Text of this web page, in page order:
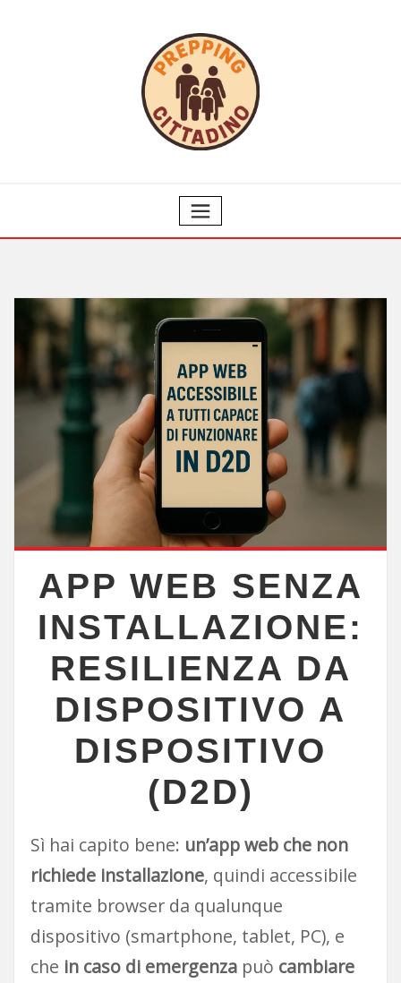
APP WEB SENZA
INSTALLAZIONE:
RESILIENZA DA
DISPOSITIVO A
DISPOSITIVO
(D2D)
Sì hai capito bene: un’app web che non
richiede installazione, quindi accessibile
tramite browser da qualunque
dispositivo (smartphone, tablet, PC), e
che in caso di emergenzapuò cambiare